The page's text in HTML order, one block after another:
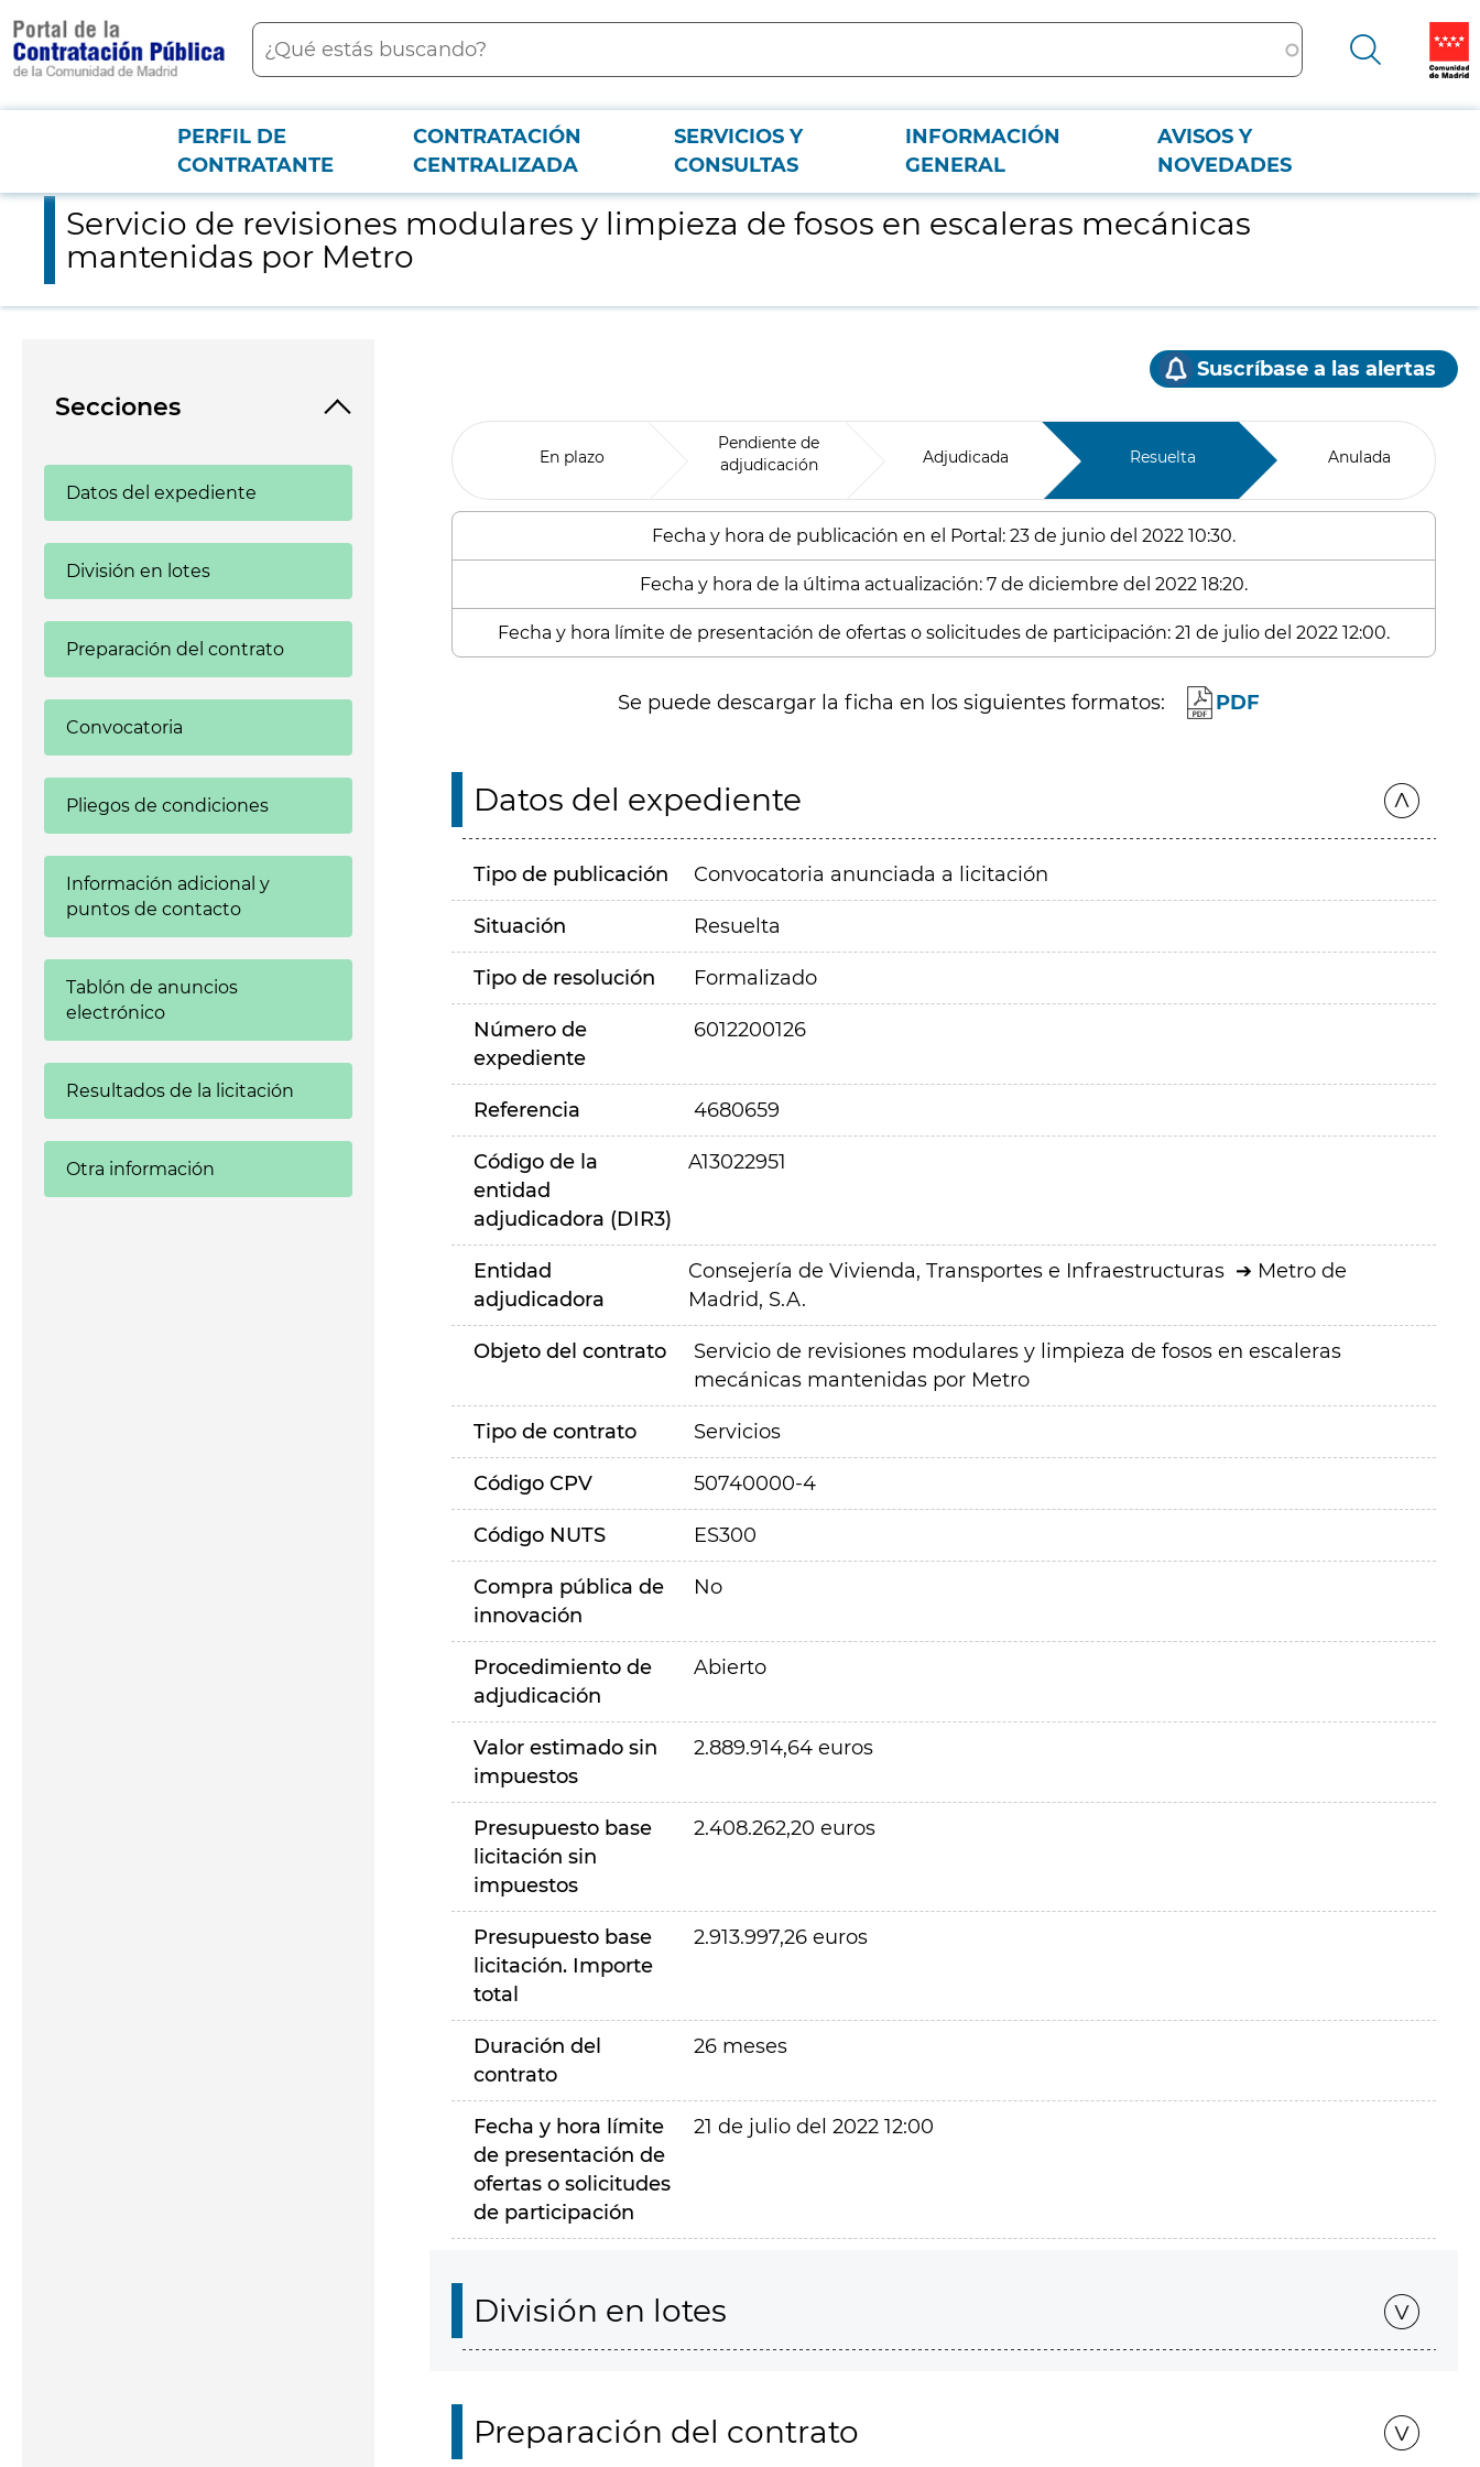
contenido
principal
Buscar
Menú PCON
PERFIL DE
CONTRATANTE
CONTRATACIÓN
CENTRALIZADA
SERVICIOS Y
CONSULTAS
INFORMACIÓN
GENERAL
AVISOS Y
NOVEDADES
Servicio de revisiones modulares y limpieza de fosos en escaleras mecánicas mantenidas por Metro
Servicio de revisiones modulares y limpieza de fosos en escaleras mecánicas
mantenidas por Metro
Secciones
Datos del expediente
División en lotes
Preparación del contrato
Convocatoria
Pliegos de condiciones
Información adicional y
puntos de contacto
Tablón de anuncios
electrónico
Resultados de la licitación
Otra información
Suscríbase a las alertas
En plazo
Pendiente de
adjudicación
Adjudicada Resuelta Anulada
Fecha y hora de publicación en el Portal: 23 de junio del 2022 10:30.
Fecha y hora de la última actualización: 7 de diciembre del 2022 18:20.
Fecha y hora límite de presentación de ofertas o solicitudes de participación: 21 de julio del 2022 12:00.
Se puede descargar la ficha en los siguientes formatos: PDF
Datos del expediente
Tipo de publicación Convocatoria anunciada a licitación
Situación Resuelta
Tipo de resolución Formalizado
Número de
expediente
6012200126
Referencia 4680659
Código de la
entidad
adjudicadora (DIR3)
A13022951
Entidad
adjudicadora
Consejería de Vivienda, Transportes e Infraestructuras
Metro de
Madrid, S.A.
Objeto del contrato
Servicio de revisiones modulares y limpieza de fosos en escaleras
mecánicas mantenidas por Metro
Tipo de contrato Servicios
Código CPV 50740000-4
Código NUTS ES300
Compra pública de
innovación
No
Procedimiento de
adjudicación
Abierto
Valor estimado sin
impuestos
2.889.914,64 euros
Presupuesto base
licitación sin
impuestos
2.408.262,20 euros
Presupuesto base
licitación. Importe
total
2.913.997,26 euros
Duración del
contrato
26 meses
Fecha y hora límite
de presentación de
ofertas o solicitudes
de participación
21 de julio del 2022 12:00
División en lotes
Preparación del contrato